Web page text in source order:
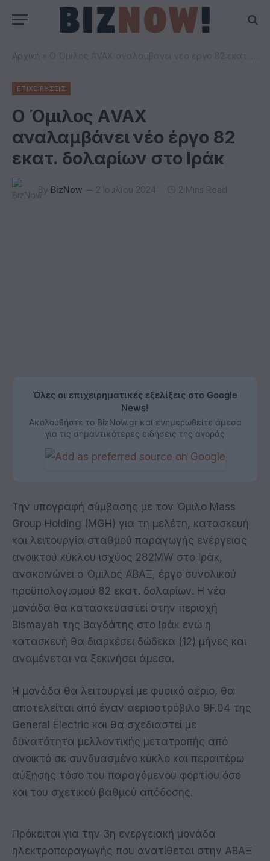
Αρχική
ΕΠΙΧΕΙΡΗΣΕΙΣ
O Όμιλος ΑVAX
αναλαμβάνει νέο έργο 82
εκατ. δολαρίων στο Ιράκ
By BizNow 2 Ιουλίου 2024 2 Mins Read
Όλες οι επιχειρηματικές εξελίξεις στο Google
News!
Ακολουθήστε το BizNow.gr και ενημερωθείτε άμεσα
για τις σημαντικότερες ειδήσεις της αγοράς
Την υπογραφή σύμβασης με τον Όμιλο Mass
Group Holding (MGH) για τη μελέτη, κατασκευή
και λειτουργία σταθμού παραγωγής ενέργειας
ανοικτού κύκλου ισχύος 282ΜW στο Ιράκ,
ανακοινώνει ο Όμιλος ΑΒΑΞ, έργο συνολικού
προϋπολογισμού 82 εκατ. δολαρίων. Η νέα
μονάδα θα κατασκευαστεί στην περιοχή
Bismayah της Βαγδάτης στο Ιράκ ενώ η
κατασκευή θα διαρκέσει δώδεκα (12) μήνες και
αναμένεται να ξεκινήσει άμεσα.
Η μονάδα θα λειτουργεί με φυσικό αέριο, θα
αποτελείται από έναν αεριοστρόβιλο 9F.04 της
General Electric και θα σχεδιαστεί με
δυνατότητα μελλοντικής μετατροπής από
ανοικτό σε συνδυασμένο κύκλο και περαιτέρω
αύξησης τόσο του παραγόμενου φορτίου όσο
και του σχετικού βαθμού απόδοσης.
Πρόκειται για την 3η ενεργειακή μονάδα
ηλεκτροπαραγωγής που ανατίθεται στην ΑΒΑΞ